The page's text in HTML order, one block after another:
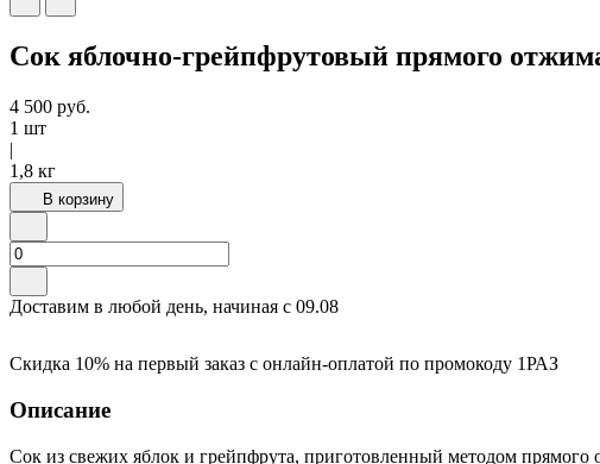
Сок яблочно-грейпфрутовый прямого
4 500 руб.
1 шт
|
1,8 кг
В корзину
Доставим в любой день, начиная с 09.08
Скидка 10% на первый заказ с онлайн-оплатой по промокоду 1РАЗ
Описание
Сок из свежих яблок и грейпфрута, приготовленный методом прямого